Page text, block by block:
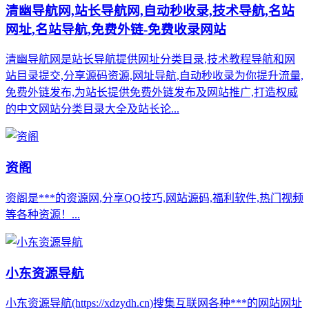
清幽导航网,站长导航网,自动秒收录,技术导航,名站
网址,名站导航,免费外链-免费收录网站
清幽导航网是站长导航提供网址分类目录,技术教程导航和网
站目录提交,分享源码资源,网址导航,自动秒收录为你提升流量,
免费外链发布,为站长提供免费外链发布及网站推广,打造权威
的中文网站分类目录大全及站长论...
资阁
资阁是***的资源网,分享QQ技巧,网站源码,福利软件,热门视频
等各种资源！...
小东资源导航
小东资源导航(https://xdzydh.cn)搜集互联网各种***的网站网址